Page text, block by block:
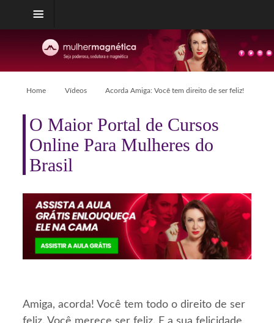
Home Vídeos Acorda Amiga: Você tem direito de ser feliz!
O Maior Portal de Cursos
Online Para Mulheres do
Brasil
Amiga, acorda! Você tem todo o direito de ser